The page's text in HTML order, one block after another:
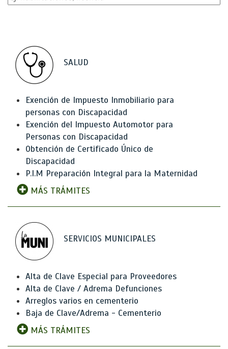
SALUD
Exención de Impuesto Inmobiliario para
personas con Discapacidad
Exención del Impuesto Automotor para
Personas con Discapacidad
Obtención de Certificado Único de
Discapacidad
P.I.M Preparación Integral para la Maternidad
MÁS TRÁMITES
SERVICIOS MUNICIPALES
Alta de Clave Especial para Proveedores
Alta de Clave / Adrema Defunciones
Arreglos varios en cementerio
Baja de Clave/Adrema - Cementerio
MÁS TRÁMITES